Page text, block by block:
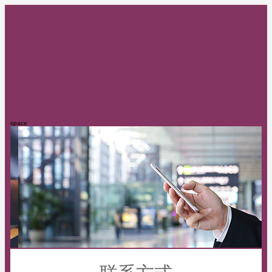
space